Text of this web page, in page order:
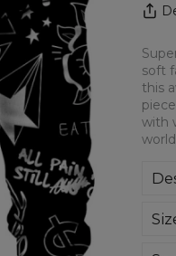
soft
this
with